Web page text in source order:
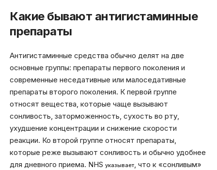
Какие бывают антигистаминные
препараты
Антигистаминные средства обычно делят на две
основные группы: препараты первого поколения и
современные неседативные или малоседативные
препараты второго поколения. К первой группе
относят вещества, которые чаще вызывают
сонливость, заторможенность, сухость во рту,
ухудшение концентрации и снижение скорости
реакции. Ко второй группе относят препараты,
которые реже вызывают сонливость и обычно удобнее
для дневного приема. NHS указывает, что к «сонливым»